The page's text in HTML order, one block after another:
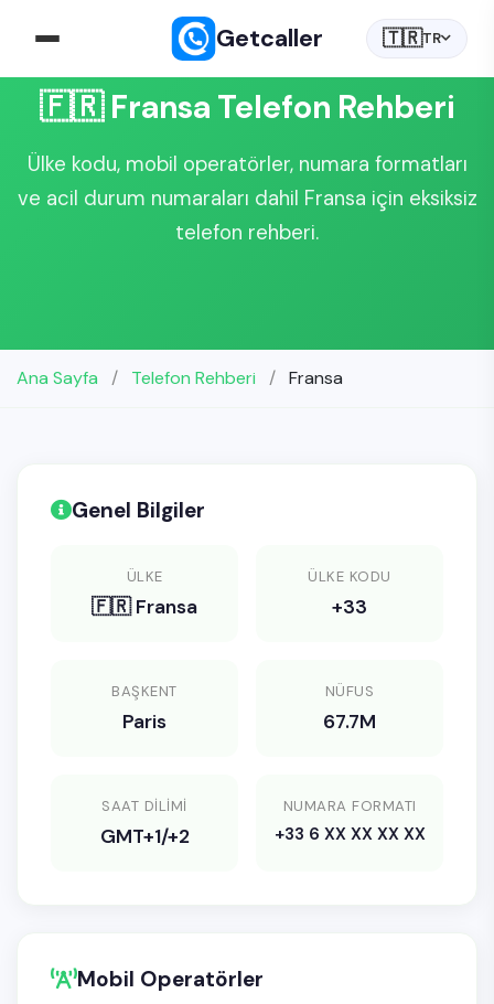
Getcaller 🇹🇷TR
🇫🇷 Fransa Telefon Rehberi
Ülke kodu, mobil operatörler, numara formatları
ve acil durum numaraları dahil Fransa için eksiksiz
telefon rehberi.
Ana Sayfa / Telefon Rehberi / Fransa
Genel Bilgiler
ÜLKE
🇫🇷 Fransa
ÜLKE KODU
+33
BAŞKENT
Paris
NÜFUS
67.7M
SAAT DILIMI
GMT+1/+2
NUMARA FORMATI
+33 6 XX XX XX XX
Mobil Operatörler